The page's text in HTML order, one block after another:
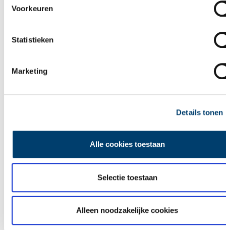
Voorkeuren
Statistieken
Marketing
Details tonen
Alle cookies toestaan
Selectie toestaan
Alleen noodzakelijke cookies
Leuke uitjes in Noord-Holland